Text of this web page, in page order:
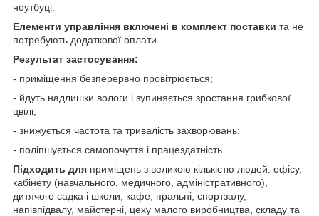
ноутбуці.
Елементи управління включені в комплект поставки та не
потребують додаткової оплати.
Результат застосування:
- приміщення безперервно провітрюється;
- йдуть надлишки вологи і зупиняється зростання грибкової
цвілі;
- знижується частота та тривалість захворювань;
- поліпшується самопочуття і працездатність.
Підходить для приміщень з великою кількістю людей: офісу,
кабінету (навчального, медичного, адміністративного),
дитячого садка і школи, кафе, пральні, спортзалу,
напівпідвалу, майстерні, цеху малого виробництва, складу та